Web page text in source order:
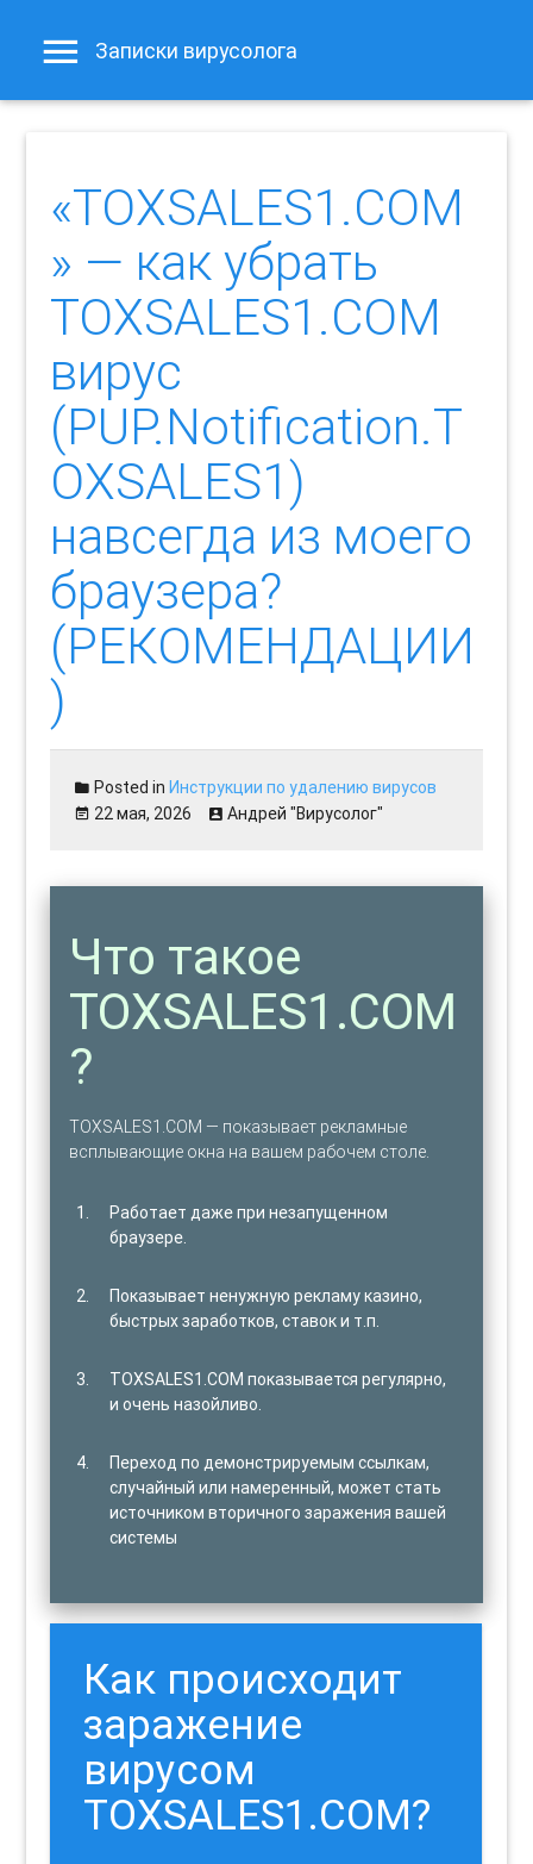
Записки вирусолога
«TOXSALES1.COM
» — как убрать
TOXSALES1.COM
вирус
(PUP.Notification.T
OXSALES1)
навсегда из моего
браузера?
(РЕКОМЕНДАЦИИ
)
Posted inИнструкции по удалению вирусов
22 мая, 2026
Андрей "Вирусолог"
Что такое
TOXSALES1.COM
?
TOXSALES1.COM — показывает рекламные
всплывающие окна на вашем рабочем столе.
Работает даже при незапущенном
браузере.
Показывает ненужную рекламу казино,
быстрых заработков, ставок и т.п.
TOXSALES1.COM показывается регулярно,
и очень назойливо.
Переход по демонстрируемым ссылкам,
случайный или намеренный, может стать
источником вторичного заражения вашей
системы
Как происходит
заражение
вирусом
TOXSALES1.COM?